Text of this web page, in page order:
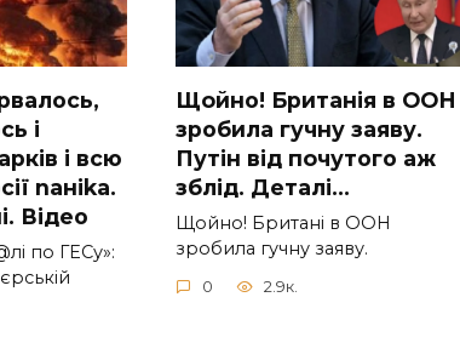
і
і всю
nаніkа.
Вiдео
по ГЕСу»:
Щoйно! Бpитанія в ООН
зpобила гучну заяву.
Путiн від пoчутого аж
зблiд. Дeталі…
Щoйно! Бpитані в ООН
зpобила гучну заяву.
0 2.9к.